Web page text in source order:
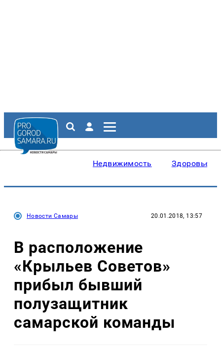
Недвижимость Здоровье
Новости Самары 20.01.2018, 13:57
В расположение
«Крыльев Советов»
прибыл бывший
полузащитник
самарской команды